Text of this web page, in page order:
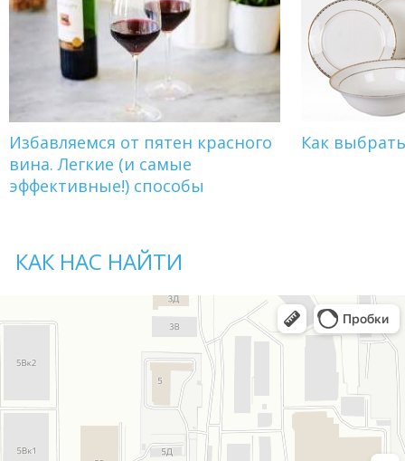
Избавляемся от пятен красного
вина. Легкие (и самые
эффективные!) способы
Как
КАК НАС НАЙТИ